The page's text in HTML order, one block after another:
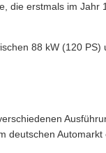
die erstmals im
88 kW (120 PS)
deutschen Automarkt